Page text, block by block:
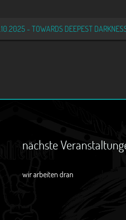
- TOWARDS DEEPEST
nächste
wir arbeiten dran